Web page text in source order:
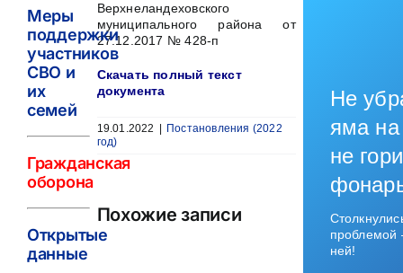
Верхнеландеховского
муниципального района от
27.12.2017 № 428-п
Скачать полный текст
документа
19.01.2022
Постановления (2022
год)
Похожие записи
Меры
поддержки
участников
СВО и
их
семей
Гражданская
оборона
Открытые
данные
Не
яма на
не
ней!